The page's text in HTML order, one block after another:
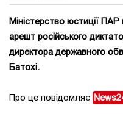
Міністерство юстиції
арешт російського
директора державного
Батохі.
Про це повідомляє